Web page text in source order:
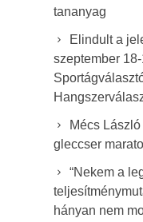
tananyag
Elindult a
szeptember
Mécs
gleccser
“Nekem a
hányan nem